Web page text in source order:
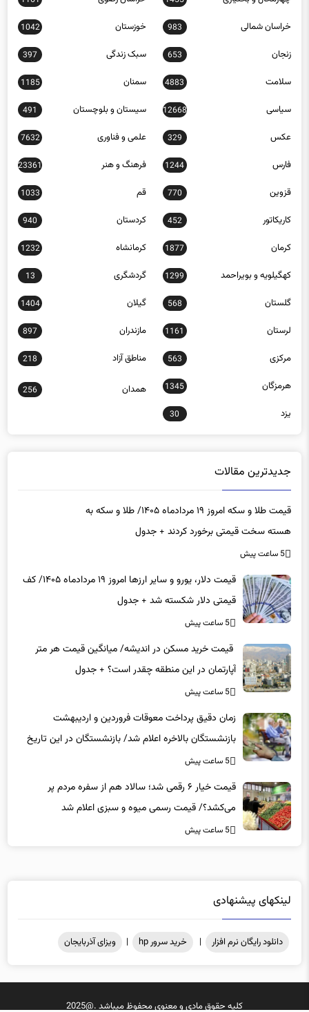
خراسان شمالی 983 خوزستان 1042
زنجان 653 سبک زندگی 397
سلامت 4883 سمنان 1185
سیاسی 12668 سیستان و بلوچستان 491
عکس 329 علمی و فناوری 7632
فارس 1244 فرهنگ و هنر 23361
قزوین 770 قم 1033
کاریکاتور 452 کردستان 940
کرمان 1877 کرمانشاه 1232
کهگیلویه و بویراحمد 1299 گردشگری 13
گلستان 568 گیلان 1404
لرستان 1161 مازندران 897
مرکزی 563 مناطق آزاد 218
هرمزگان 1345
256
یزد 30
هسته سخت قیمتی برخورد کردند + جدول
5 ساعت پیش
قیمتی دلار شکسته شد + جدول
5 ساعت پیش
قیمت خرید مسکن در اندیشه/ میانگین قیمت هر متر
آپارتمان در این منطقه چقدر است؟ + جدول
5 ساعت پیش
زمان دقیق پرداخت معوقات فروردین و اردیبهشت
بازنشستگان بالاخره اعلام شد/ بازنشستگان در این تاریخ
منتظر واریزی جدید باشند
5 ساعت پیش
قیمت خیار ۶ رقمی شد؛ سالاد هم از سفره مردم پر
می‌کشد؟/ قیمت رسمی میوه و سبزی اعلام شد
5 ساعت پیش
دانلود رایگان نرم افزار
کلیه حقوق مادی و معنوی محفوظ میباشد .@2025